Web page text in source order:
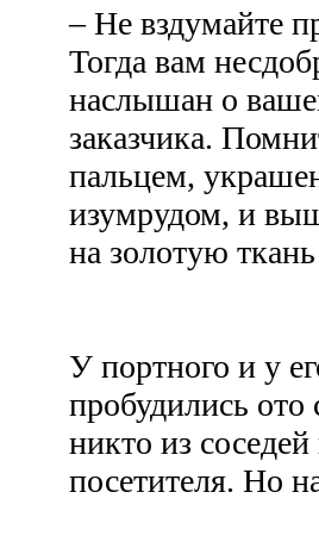
– Не вздумайте
Тогда вам
наслышан о
заказчика.
пальцем,
изумрудом, и
на золотую
У портного и у
пробудились
никто из
посетителя. Но